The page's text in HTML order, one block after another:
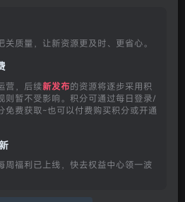
质量，让新资源更及时、更省心。
营，后续新发布的资源将逐步采用积
则暂不受影响。积分可通过每日登录/
免费获取~也可以付费购买积分或开通
周福利已上线，快去权益中心领一波